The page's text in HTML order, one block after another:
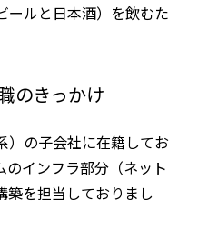
ールと日本酒）を飲むた
のきっかけ
）の子会社に在籍してお
のインフラ部分（ネット
築を担当しておりまし